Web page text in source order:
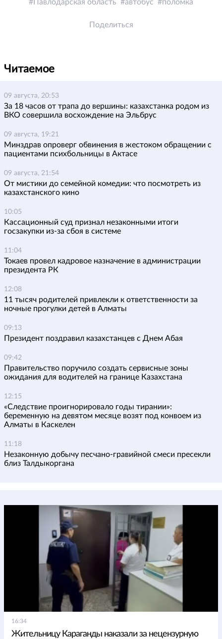
Павлодарская область автобус поломка
Поделиться
Читаемое
09 августа, 20:53
За 18 часов от трапа до вершины: казахстанка родом из
ВКО совершила восхождение на Эльбрус
09 августа, 19:21
Минздрав опроверг обвинения в жестоком обращении с
пациентами психбольницы в Актасе
09 августа, 21:54
От мистики до семейной комедии: что посмотреть из
казахстанского кино
10:05
Кассационный суд признал незаконными итоги
госзакупки из-за сбоя в системе
11:04
Токаев провел кадровое назначение в администрации
президента РК
12:08
11 тысяч родителей привлекли к ответственности за
ночные прогулки детей в Алматы
09:13
Президент поздравил казахстанцев с Днем Абая
09:42
Правительство поручило создать сервисные зоны
ожидания для водителей на границе Казахстана
12:15
«Следствие проигнорировало годы тирании»:
беременную на девятом месяце возят под конвоем из
Алматы в Каскелен
11:18
Незаконную добычу песчано-гравийной смеси пресекли
близ Талдыкоргана
16:34
Жительницу Караганды наказали за нецензурную